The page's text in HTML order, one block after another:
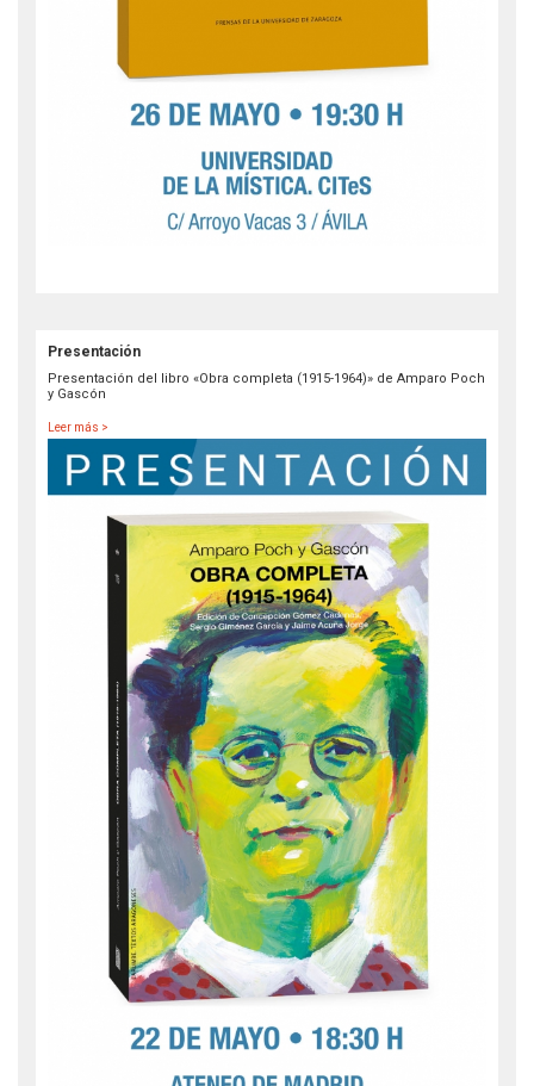
Presentación
Presentación del libro «Obra completa (1915-1964)» de Amparo Poch
y Gascón
Leer más >